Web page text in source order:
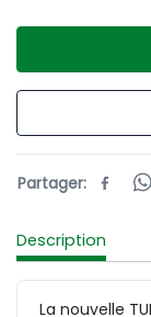
Partager:
Description